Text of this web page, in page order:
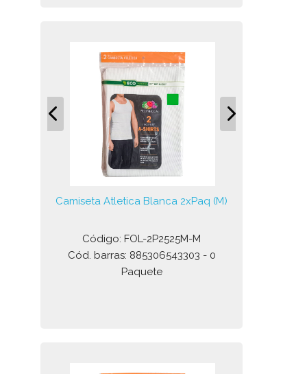
Camiseta Atletica Blanca 2xPaq (M)
Código: FOL-2P2525M-M
Cód. barras: 885306543303 - 0
Paquete